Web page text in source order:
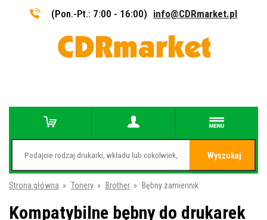
(Pon.-Pt.: 7:00 - 16:00) info@CDRmarket.pl
Wyszukaj
Strona główna » Tonery » Brother » Bębny zamiennik
Kompatybilne bębny do drukarek